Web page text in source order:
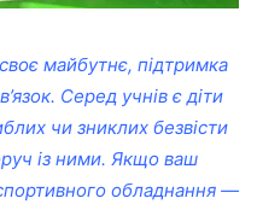
майбутнє, підтримка
Серед учнів є діти
чи зниклих безвісти
із ними. Якщо ваш
обладнання —